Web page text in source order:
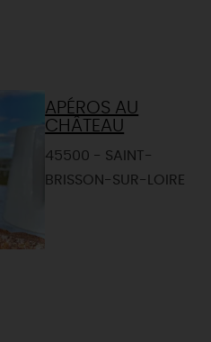
APÉROS AU
CHÂTEAU
45500 - SAINT-
BRISSON-SUR-LOIRE